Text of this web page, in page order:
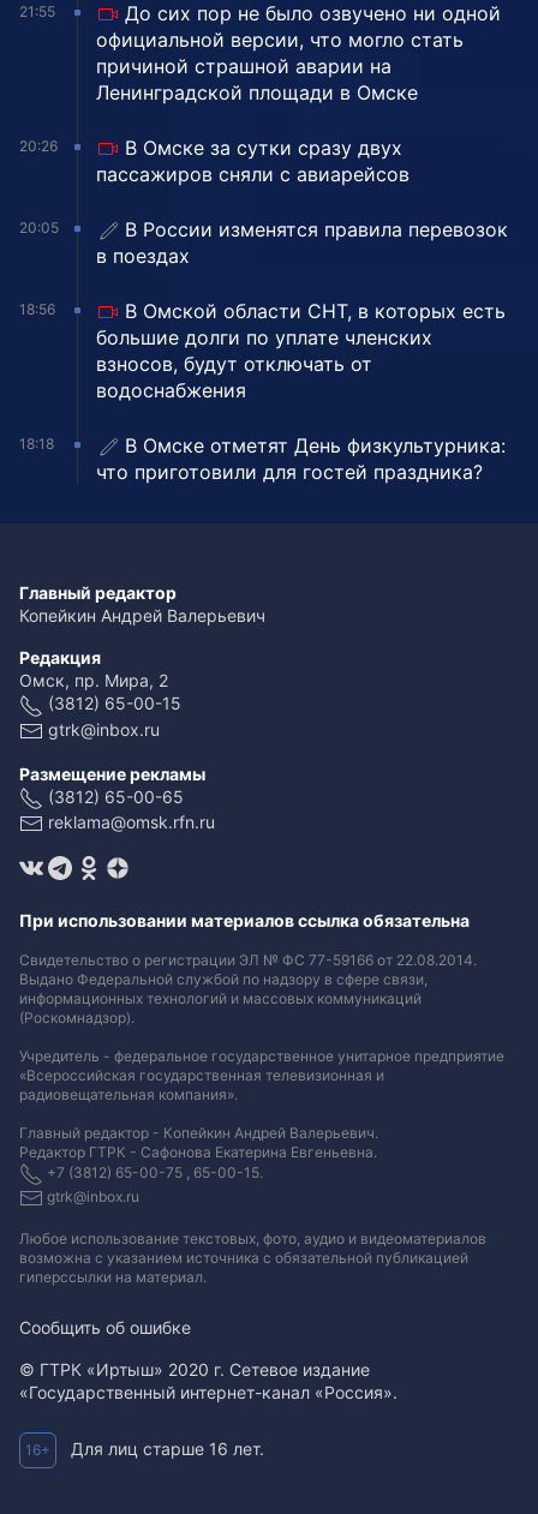
21:55
До сих пор не было озвучено ни одной
официальной версии, что могло стать
причиной страшной аварии на
Ленинградской площади в Омске
20:26
В Омске за сутки сразу двух
пассажиров сняли с авиарейсов
20:05
В России изменятся правила перевозок
в поездах
18:56
В Омской области СНТ, в которых есть
большие долги по уплате членских
взносов, будут отключать от
водоснабжения
18:18
В Омске отметят День физкультурника:
что приготовили для гостей праздника?
Главный редактор
Копейкин Андрей Валерьевич
Редакция
Омск, пр. Мира, 2
(3812) 65-00-15
gtrk@inbox.ru
Размещение рекламы
(3812) 65-00-65
reklama@omsk.rfn.ru
При использовании материалов ссылка обязательна
Свидетельство о регистрации ЭЛ № ФС 77-59166 от 22.08.2014.
Выдано Федеральной службой по надзору в сфере связи,
информационных технологий и массовых коммуникаций
(Роскомнадзор).
Учредитель - федеральное государственное унитарное предприятие
«Всероссийская государственная телевизионная и
радиовещательная компания».
Главный редактор - Копейкин Андрей Валерьевич.
Редактор ГТРК - Сафонова Екатерина Евгеньевна.
+7 (3812) 65-00-75 , 65-00-15.
gtrk@inbox.ru
Любое использование текстовых, фото, аудио и видеоматериалов
возможна с указанием источника с обязательной публикацией
гиперссылки на материал.
Сообщить об ошибке
© ГТРК «Иртыш» 2020 г. Сетевое издание
«Государственный интернет-канал «Россия».
16+ Для лиц старше 16 лет.